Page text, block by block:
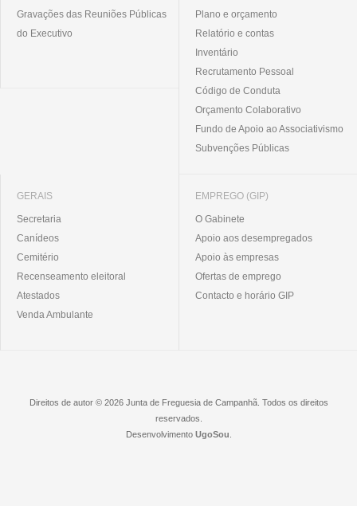
Gravações das Reuniões Públicas
do Executivo
Plano e orçamento
Relatório e contas
Inventário
Recrutamento Pessoal
Código de Conduta
Orçamento Colaborativo
Fundo de Apoio ao Associativismo
Subvenções Públicas
GERAIS
Secretaria
Canídeos
Cemitério
Recenseamento eleitoral
Atestados
Venda Ambulante
EMPREGO (GIP)
O Gabinete
Apoio aos desempregados
Apoio às empresas
Ofertas de emprego
Contacto e horário GIP
Direitos de autor © 2026 Junta de Freguesia de Campanhã. Todos os direitos
reservados.
Desenvolvimento UgoSou